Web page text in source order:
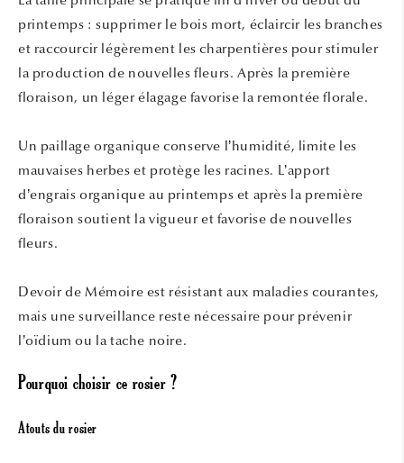
printemps : supprimer le bois mort, éclaircir les branches
et raccourcir légèrement les charpentières pour stimuler
la production de nouvelles fleurs. Après la première
floraison, un léger élagage favorise la remontée florale.
Un paillage organique conserve l’humidité, limite les
mauvaises herbes et protège les racines. L’apport
d’engrais organique au printemps et après la première
floraison soutient la vigueur et favorise de nouvelles
fleurs.
Devoir de Mémoire est résistant aux maladies courantes,
mais une surveillance reste nécessaire pour prévenir
l’oïdium ou la tache noire.
Pourquoi choisir ce rosier ?
Atouts du rosier